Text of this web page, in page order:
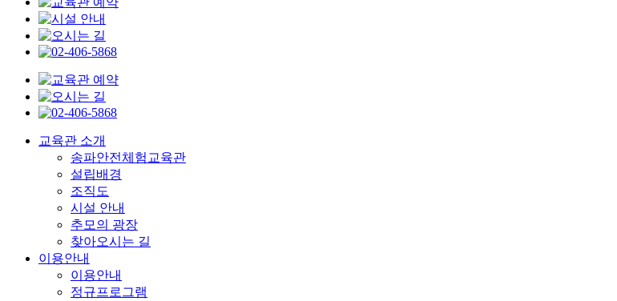
교육관 소개
송파안전체험교육관
설립배경
조직도
시설 안내
추모의 광장
찾아오시는 길
이용안내
이용안내
정규프로그램